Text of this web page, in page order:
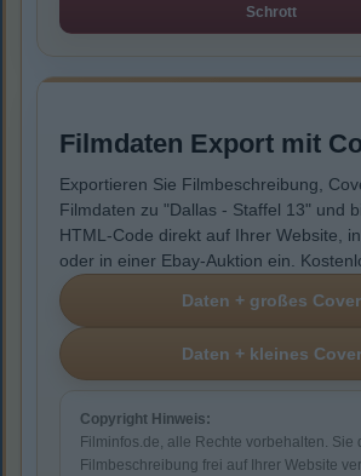
Schrott
Filmdaten Export mit
Exportieren Sie Filmbeschreibung,
Filmdaten zu "Dallas - Staffel 13" und
HTML-Code direkt auf Ihrer Website,
oder in einer Ebay-Auktion ein.
Copyright Hinweis:
Filminfos.de, alle Rechte vorbehalten. Sie
Filmbeschreibung frei auf Ihrer Website